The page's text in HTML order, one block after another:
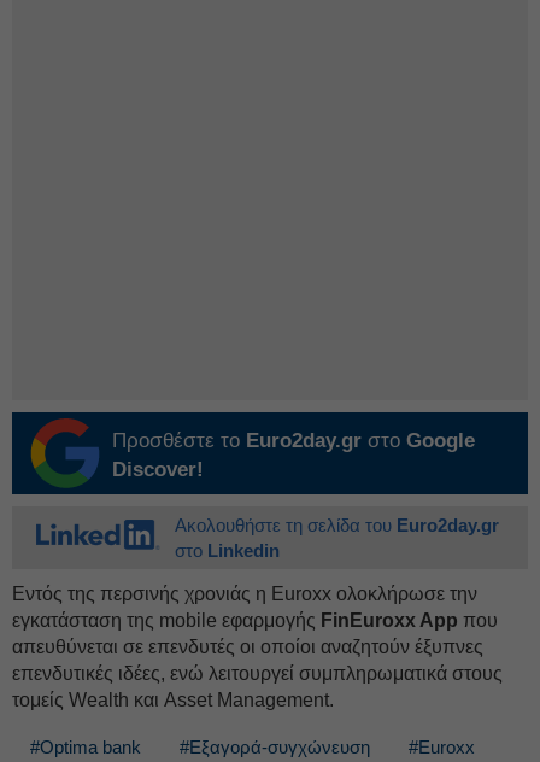
Προσθέστε το Euro2day.gr στο Google
Discover!
Ακολουθήστε τη σελίδα του Euro2day.gr
στο Linkedin
Εντός της περσινής χρονιάς η Euroxx ολοκλήρωσε την
εγκατάσταση της mobile εφαρμογής FinEuroxx App που
απευθύνεται σε επενδυτές οι οποίοι αναζητούν έξυπνες
επενδυτικές ιδέες, ενώ λειτουργεί συμπληρωματικά στους
τομείς Wealth και Asset Management.
#Optima bank #Εξαγορά-συγχώνευση #Euroxx